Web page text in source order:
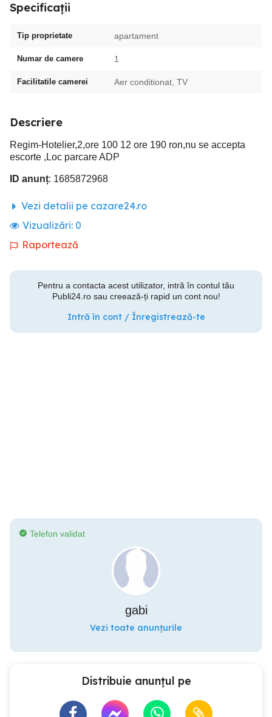
Specificații
Tip proprietate apartament
Numar de camere 1
Facilitatile camerei Aer conditionat, TV
Descriere
Regim-Hotelier,2,ore 100 12 ore 190 ron,nu se accepta
escorte ,Loc parcare ADP
ID anunț: 1685872968
Vezi detalii pe cazare24.ro
Vizualizări: 0
Raportează
Pentru a contacta acest utilizator, intră în contul tău
Publi24.ro sau creează-ți rapid un cont nou!
Intră în cont / Înregistrează-te
Telefon validat
gabi
Vezi toate anunțurile
Distribuie anunțul pe